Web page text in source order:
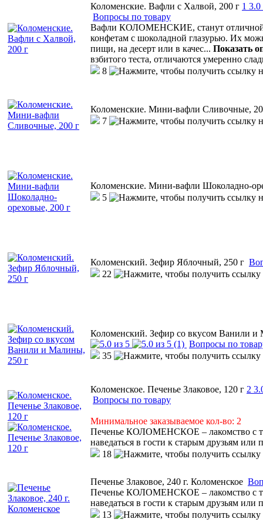
Коломенские. Вафли с Халвой, 200 г 1 3.0
Вопросы по товару
Вафли КОЛОМЕНСКИЕ, станут отличной
конфетам с шоколадной глазурью. Их
пищи, на десерт или в качес... Показать
взбитого теста, отличаются умеренно
8
Коломенские. Мини-вафли Сливочные,
7
Коломенские. Мини-вафли Шоколадно-
5
Коломенский. Зефир Яблочный, 250 г
22
Коломенский. Зефир со вкусом Ванили и
(1) Вопросы по
35
Коломенское. Печенье Злаковое, 120 г 2
Вопросы по товару
Минимальное заказываемое кол-во: 2
Печенье КОЛОМЕНСКОЕ – лакомство с
наведаться в гости к старым друзьям или
18
Печенье Злаковое, 240 г. Коломенское
Печенье КОЛОМЕНСКОЕ – лакомство с
наведаться в гости к старым друзьям или
13